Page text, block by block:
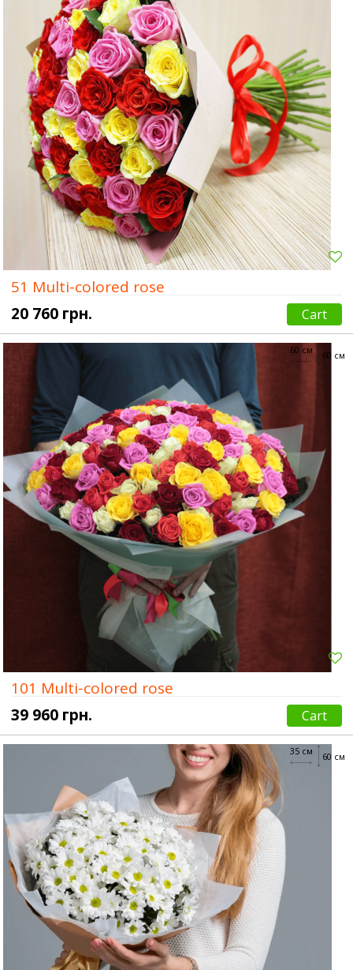
51 Multi-colored rose
20 760 грн.
Cart
60 см
60 см
101 Multi-colored rose
39 960 грн.
Cart
60 см
35 см